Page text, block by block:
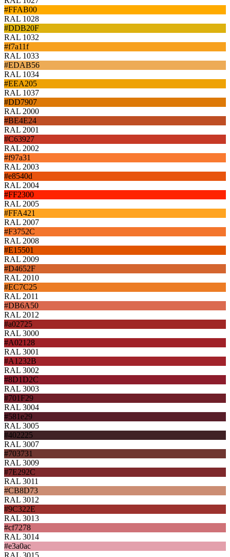
#FFAB00
RAL 1028
#DDB20F
RAL 1032
#f7a11f
RAL 1033
#EDAB56
RAL 1034
#EEA205
RAL 1037
#DD7907
RAL 2000
#BE4E24
RAL 2001
#C63927
RAL 2002
#f97a31
RAL 2003
#e8540d
RAL 2004
#FF2300
RAL 2005
#FFA421
RAL 2007
#F3752C
RAL 2008
#E15501
RAL 2009
#D4652F
RAL 2010
#EC7C25
RAL 2011
#DB6A50
RAL 2012
#a02725
RAL 3000
#A02128
RAL 3001
#A1232B
RAL 3002
#8D1D2C
RAL 3003
#701F29
RAL 3004
#581e29
RAL 3005
#402225
RAL 3007
#703731
RAL 3009
#7E292C
RAL 3011
#CB8D73
RAL 3012
#9C322E
RAL 3013
#cf7278
RAL 3014
#e3a0ac
RAL 3015